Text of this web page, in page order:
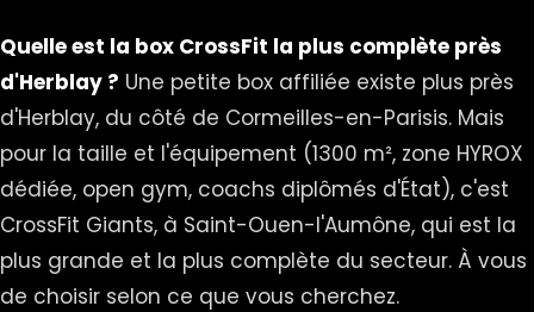
Quelle est la box CrossFit la plus complète près
d'Herblay ? Une petite box affiliée existe plus près
d'Herblay, du côté de Cormeilles-en-Parisis. Mais
pour la taille et l'équipement (1300 m², zone HYROX
dédiée, open gym, coachs diplômés d'État), c'est
CrossFit Giants, à Saint-Ouen-l'Aumône, qui est la
plus grande et la plus complète du secteur. À vous
de choisir selon ce que vous cherchez.